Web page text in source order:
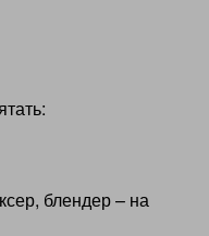
блендер – на